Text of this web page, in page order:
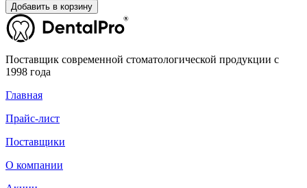
Добавить в корзину
Поставщик современной стоматологической продукции с
1998 года
Главная
Прайс-лист
Поставщики
О компании